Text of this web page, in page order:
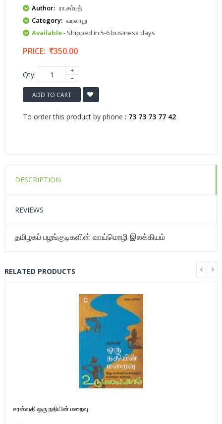
Author: ரா.சம்பத்
Category: வரலாறு
Available- Shipped in 5-6 business days
PRICE: 350.00
Qty:
ADD TO CART
To order this product by phone : 73 73 73 77 42
DESCRIPTION
REVIEWS
தமிழகப் பழங்குடிகளின் வாய்மொழி இலக்கியம்
RELATED PRODUCTS
சரஸ்வதி ஒரு நதியின் மறைவு